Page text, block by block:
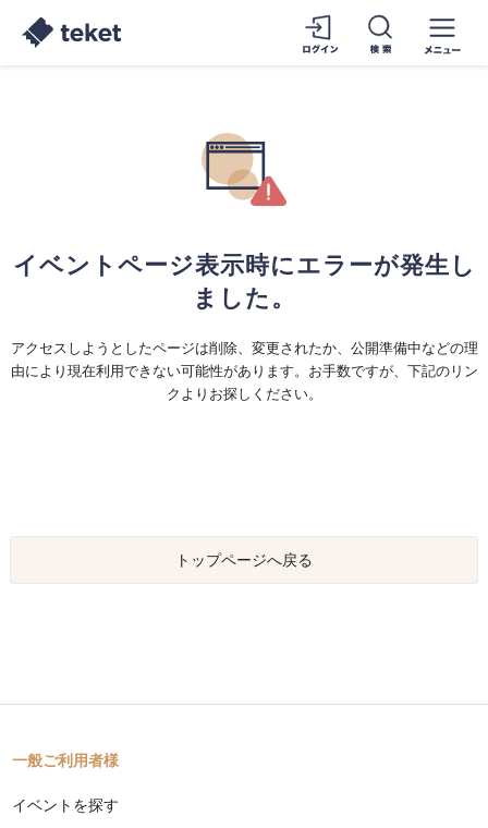
イベントページ表示時にエラーが発生し
ました。
アクセスしようとしたページは削除、変更されたか、公開準備中などの理
由により現在利用できない可能性があります。お手数ですが、下記のリン
クよりお探しください。
トップページへ戻る
一般ご利用者様
イベントを探す